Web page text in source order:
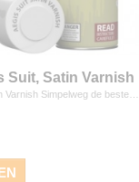
Suit, Satin Varnish
Varnish Simpelweg de beste…